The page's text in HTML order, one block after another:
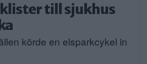
till sjukhus
körde en elsparkcykel in